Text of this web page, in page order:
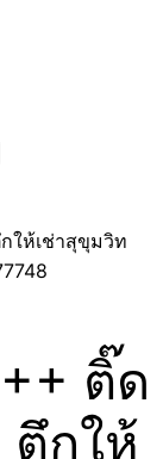
ติ๊ด
กให้